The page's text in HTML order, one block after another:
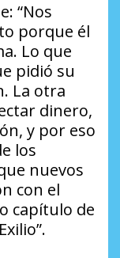
“Nos
porque él
Lo que
pidió su
La otra
dinero,
y por eso
los
nuevos
con el
capítulo de